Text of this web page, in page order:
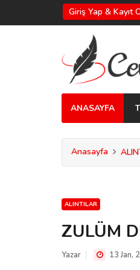
Giriş Yap & Kayıt
ANASAYFA
Anasayfa
ALINTILAR
ZULÜM
Yazar 13 Jan,